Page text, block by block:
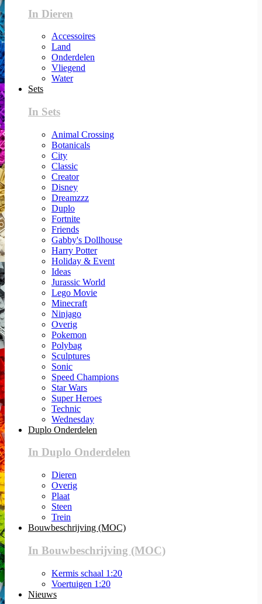
In Dieren
Accessoires
Land
Onderdelen
Vliegend
Water
Sets
In Sets
Animal Crossing
Botanicals
City
Classic
Creator
Disney
Dreamzzz
Duplo
Fortnite
Friends
Gabby's Dollhouse
Harry Potter
Holiday & Event
Ideas
Jurassic World
Lego Movie
Minecraft
Ninjago
Overig
Pokemon
Polybag
Sculptures
Sonic
Speed Champions
Star Wars
Super Heroes
Technic
Wednesday
Duplo Onderdelen
In Duplo Onderdelen
Dieren
Overig
Plaat
Steen
Trein
Bouwbeschrijving (MOC)
In Bouwbeschrijving (MOC)
Kermis schaal 1:20
Voertuigen 1:20
Nieuws